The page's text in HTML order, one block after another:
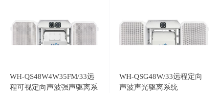
WH-QS48W4W35FM/33远
程可视定向声波强声驱离系
WH-QSG48W/33远程定向
声波声光驱离系统